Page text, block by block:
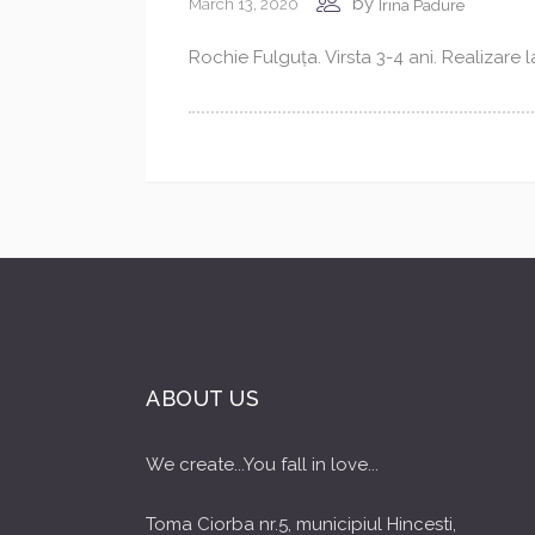
March 13, 2020 Irina Padure
Rochie Fulguța. Virsta 3-4 ani. Realizare
ABOUT US
We create...You fall in love...
Toma Ciorba nr.5, municipiul Hincesti,